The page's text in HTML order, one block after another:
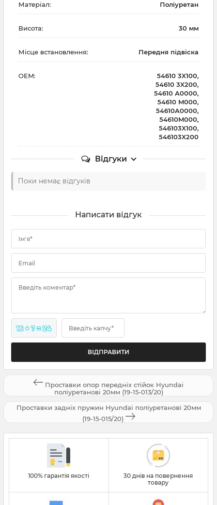
Матеріал: Поліуретан
Висота: 30 мм
Місце встановлення: Передня підвіска
OEM:
54610 3X100,
54610 3X200,
54610 A0000,
54610 M000,
54610A0000,
54610M000,
546103X100,
546103X200
Відгуки
Поки немає відгуків
Написати відгук
Ім'я*
Email
Введіть коментар*
16 + ? = 24 Введіть капчу*
Проставки опор передніх стійок Hyundai
поліуретанові 20мм (19-15-013/20)
Проставки задніх пружин Hyundai поліуретанові 20мм
(19-15-015/20)
100% гарантія якості
30 днів на повернення
товару